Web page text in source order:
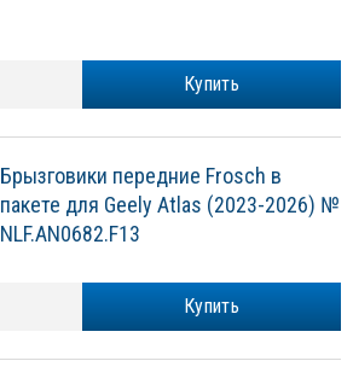
Купить
Брызговики передние Frosch в
пакете для Geely Atlas (2023-2026) №
NLF.AN0682.F13
Купить